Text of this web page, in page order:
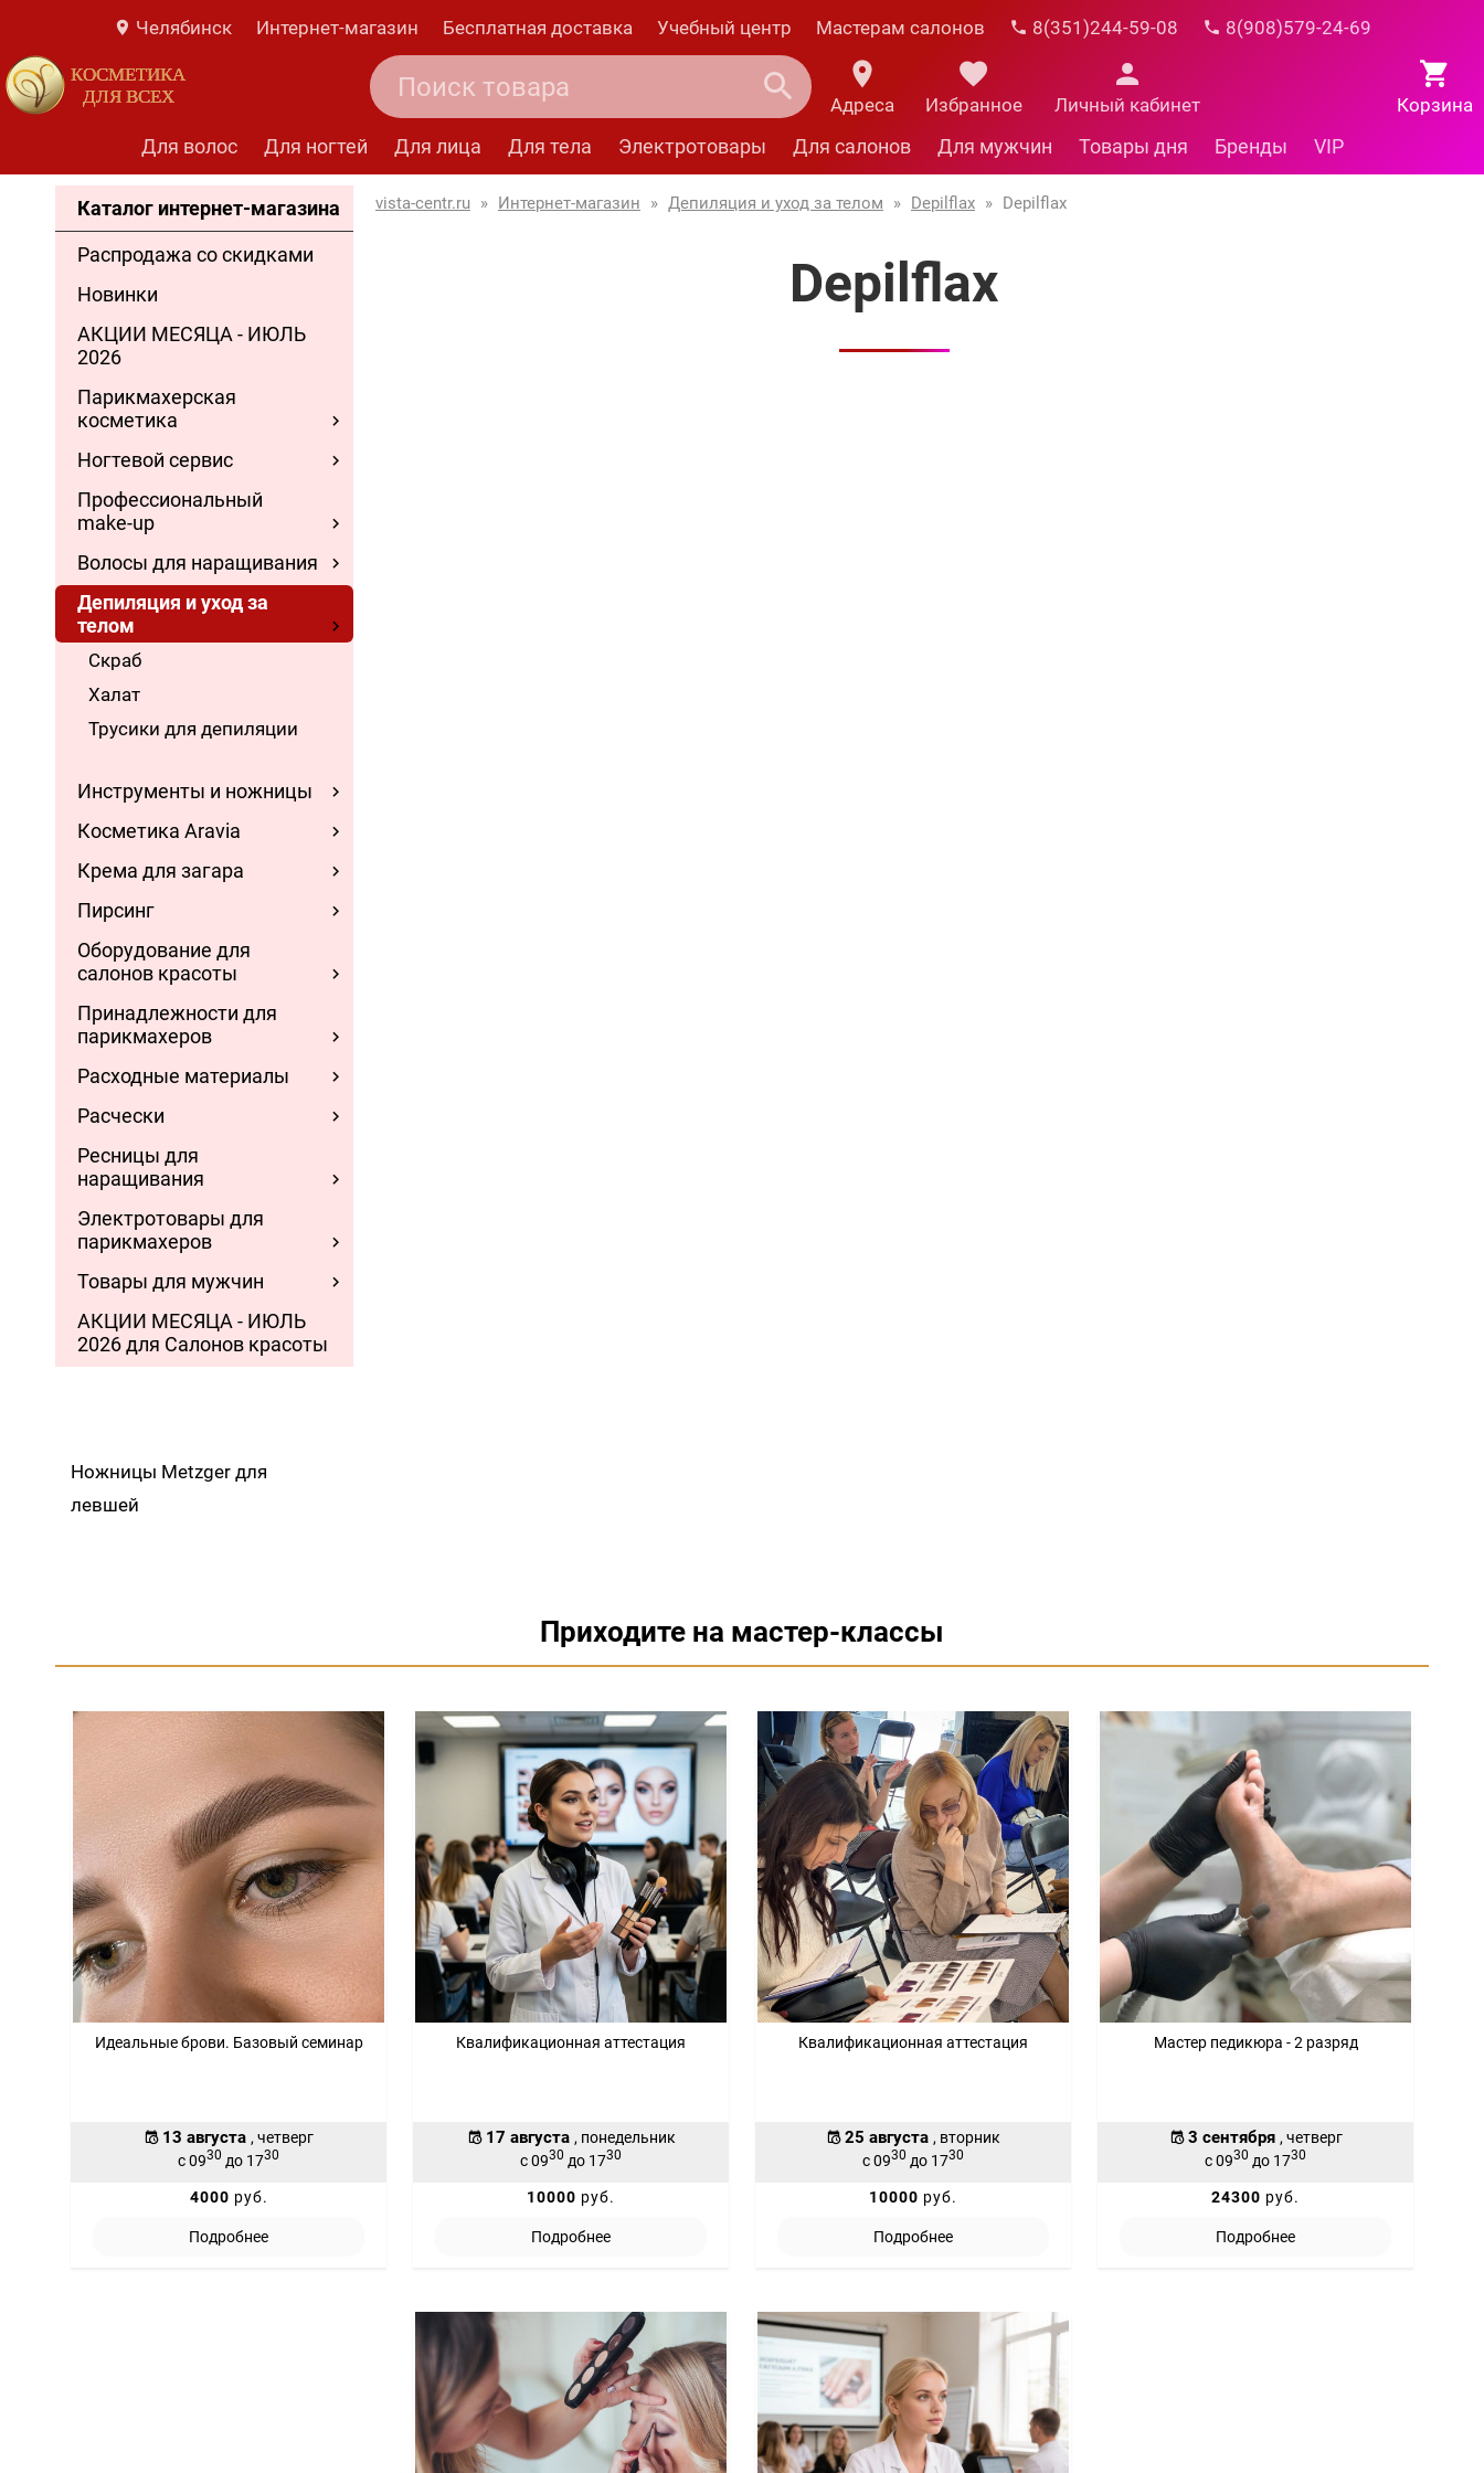
Челябинск Интернет-магазин Бесплатная доставка Учебный центр Мастерам салонов 8(351)244-59-08 8(908)579-24-69
КОСМЕТИКА
ДЛЯ ВСЕХ
Корзина
Адреса Избранное Личный кабинет
Для волос Для ногтей Для лица Для тела Электротовары Для салонов Для мужчин Товары дня Бренды VIP
Каталог интернет-магазина
Распродажа со скидками
Новинки
АКЦИИ МЕСЯЦА - ИЮЛЬ
2026
Парикмахерская
косметика
Ногтевой сервис
Профессиональный
make-up
Волосы для наращивания
Депиляция и уход за
телом
Скраб
Халат
Трусики для депиляции
Инструменты и ножницы
Косметика Aravia
Крема для загара
Пирсинг
Оборудование для
салонов красоты
Принадлежности для
парикмахеров
Расходные материалы
Расчески
Ресницы для
наращивания
Электротовары для
парикмахеров
Товары для мужчин
АКЦИИ МЕСЯЦА - ИЮЛЬ
2026 для Салонов красоты
Ножницы Metzger для
левшей
vista-centr.ru » Интернет-магазин » Депиляция и уход за телом » Depilflax » Depilflax
Depilflax
Приходите на мастер-классы
Идеальные брови. Базовый семинар
13 августа , четверг
с 0930 до 1730
4000 руб.
Подробнее
Квалификационная аттестация
17 августа , понедельник
с 0930 до 1730
10000 руб.
Подробнее
Квалификационная аттестация
25 августа , вторник
с 0930 до 1730
10000 руб.
Подробнее
Мастер педикюра - 2 разряд
3 сентября , четверг
с 0930 до 1730
24300 руб.
Подробнее